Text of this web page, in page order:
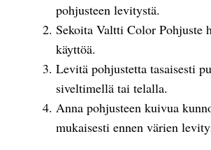
pohjusteen levitystä.
Sekoita Valtti Color Pohjuste
käyttöä.
Levitä pohjustetta tasaisesti
siveltimellä tai telalla.
Anna pohjusteen kuivua
mukaisesti ennen värien